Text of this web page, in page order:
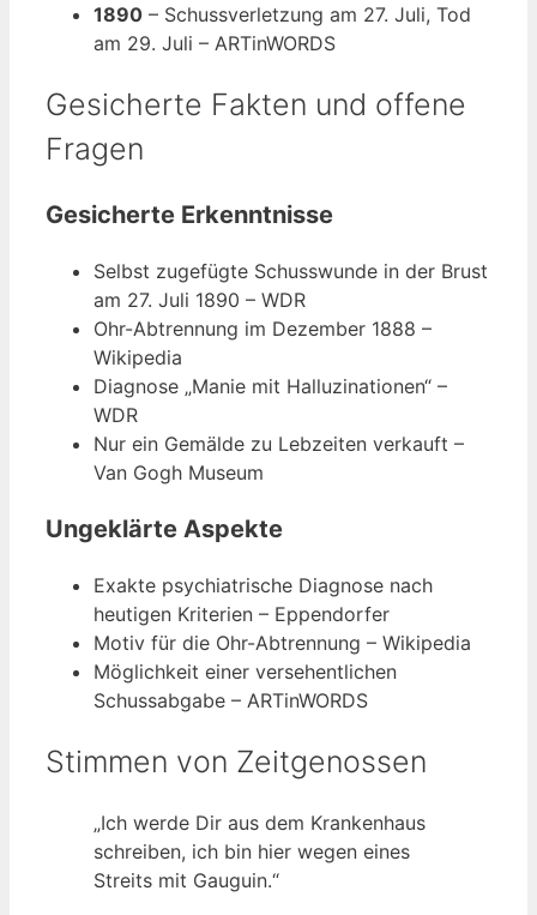
1890 – Schussverletzung am 27. Juli, Tod
am 29. Juli – ARTinWORDS
Gesicherte Fakten und offene
Fragen
Gesicherte Erkenntnisse
Selbst zugefügte Schusswunde in der Brust
am 27. Juli 1890 – WDR
Ohr-Abtrennung im Dezember 1888 –
Wikipedia
Diagnose „Manie mit Halluzinationen“ –
WDR
Nur ein Gemälde zu Lebzeiten verkauft –
Van Gogh Museum
Ungeklärte Aspekte
Exakte psychiatrische Diagnose nach
heutigen Kriterien – Eppendorfer
Motiv für die Ohr-Abtrennung – Wikipedia
Möglichkeit einer versehentlichen
Schussabgabe – ARTinWORDS
Stimmen von Zeitgenossen
„Ich werde Dir aus dem Krankenhaus
schreiben, ich bin hier wegen eines
Streits mit Gauguin.“